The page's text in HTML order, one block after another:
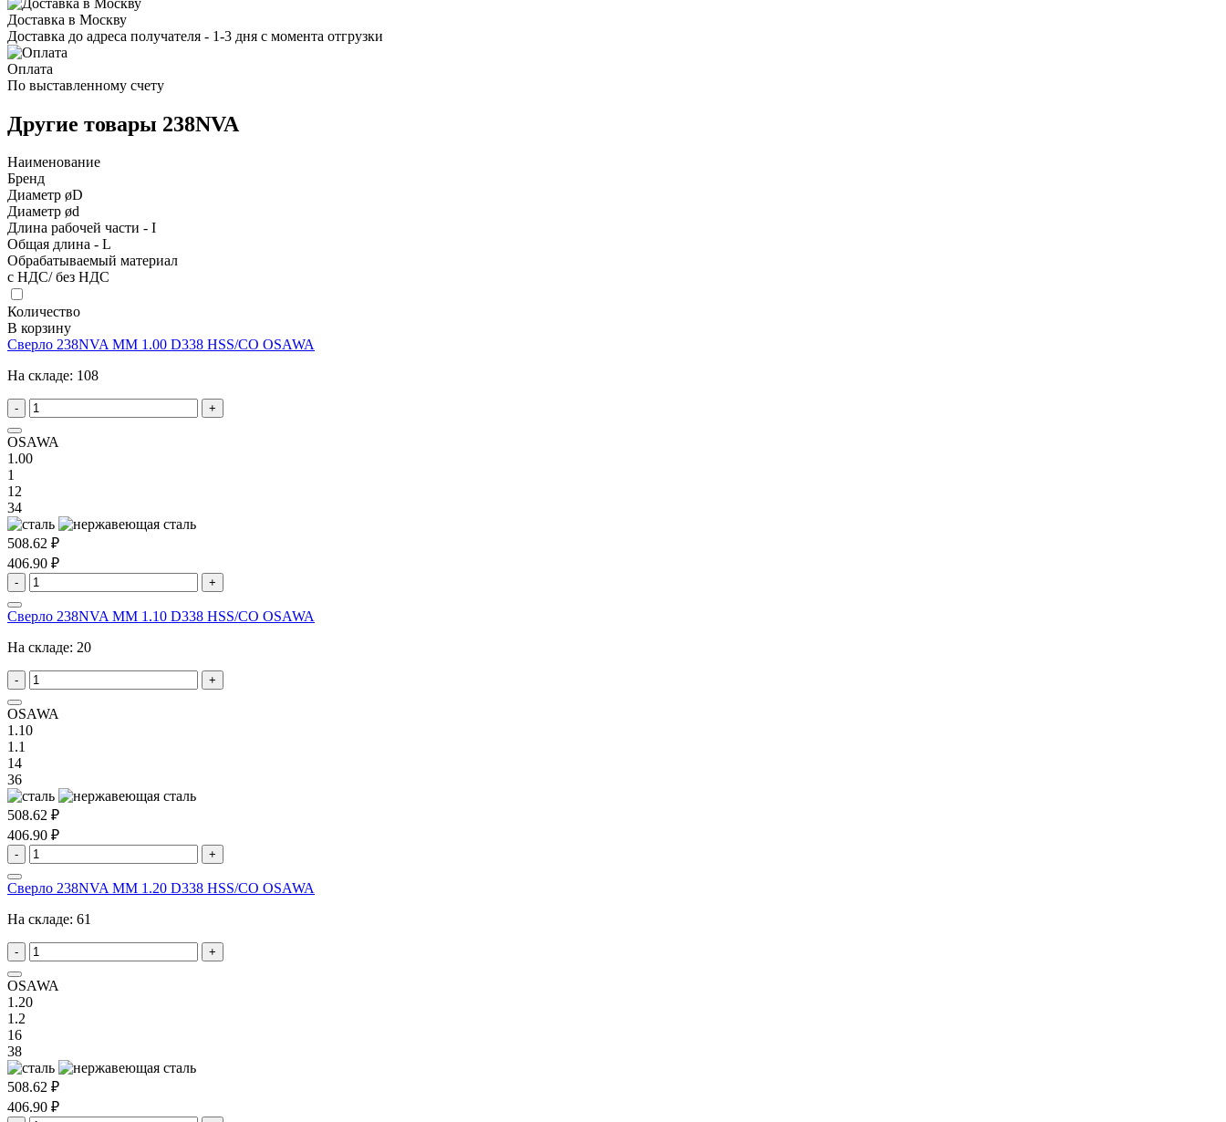
Доставка в Москву
Доставка до адреса получателя - 1-3 дня с момента отгрузки
Оплата
По выставленному счету
Другие товары 238NVA
Наименование
Бренд
Диаметр øD
Диаметр ød
Длина рабочей части - I
Общая длина - L
Обрабатываемый материал
с НДС/ без НДС
Количество
В корзину
Сверло 238NVA MM 1.00 D338 HSS/CO OSAWA
На складе: 108
- +
OSAWA
1.00
1
12
34
508.62 ₽
406.90 ₽
- +
Сверло 238NVA MM 1.10 D338 HSS/CO OSAWA
На складе: 20
- +
OSAWA
1.10
1.1
14
36
508.62 ₽
406.90 ₽
- +
Сверло 238NVA MM 1.20 D338 HSS/CO OSAWA
На складе: 61
- +
OSAWA
1.20
1.2
16
38
508.62 ₽
406.90 ₽